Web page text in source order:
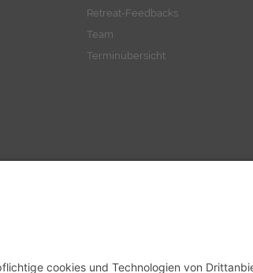
Retreat-Feedbacks
Team
Terminübersicht